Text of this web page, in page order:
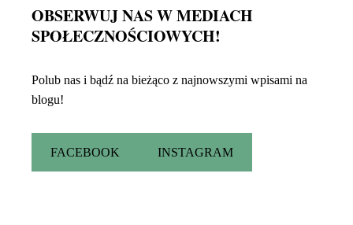
OBSERWUJ NAS W MEDIACH
SPOŁECZNOŚCIOWYCH!
Polub nas i bądź na bieżąco z najnowszymi wpisami na
blogu!
FACEBOOK INSTAGRAM